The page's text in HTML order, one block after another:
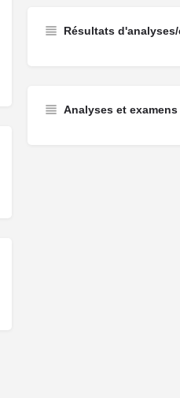
Résultats
Analyses et